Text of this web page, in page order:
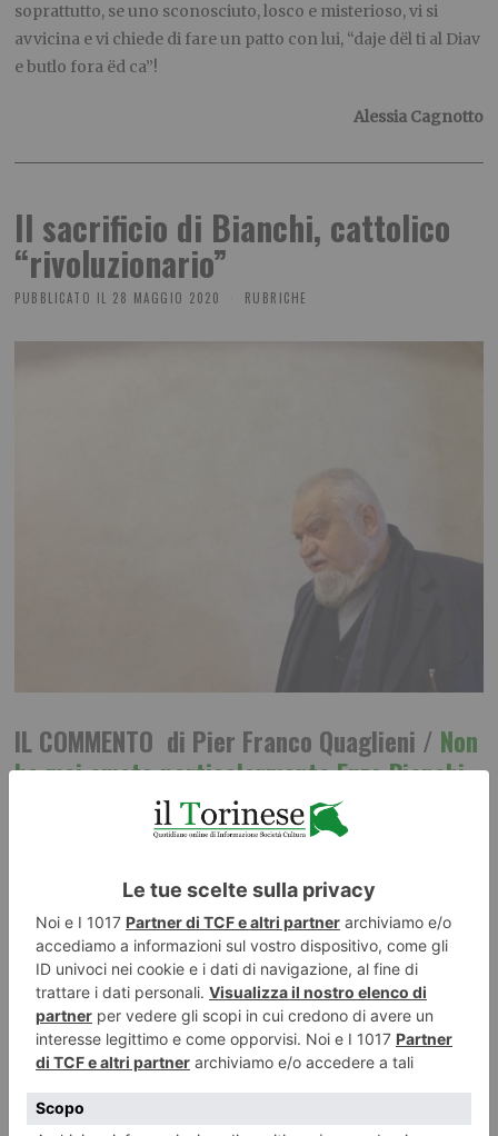
soprattutto, se uno sconosciuto, losco e misterioso, vi si
avvicina e vi chiede di fare un patto con lui, “daje dël ti al Diav
e butlo fora ëd ca”!
Alessia Cagnotto
Il sacrificio di Bianchi, cattolico
“rivoluzionario”
PUBBLICATO IL 28 MAGGIO 2020 RUBRICHE
IL COMMENTO di Pier Franco Quaglieni / Non
ho mai amato particolarmente Enzo Bianchi
fondatore della Comunità di Bose che
conobbi in treno per Roma anni fa e con cui
interessante ed istruttiva. Ero un giovane
professore e Bianchi mi dimostrò simpatia.
Andai ad ascoltarlo in una
conferenza e apprezzai le sue
doti di raffinato intellettuale e di
oratore carismatico. La sua
comunità aperta a diverse